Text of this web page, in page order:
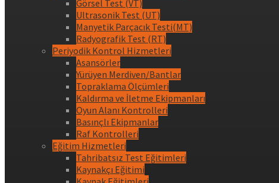
Görsel Test (VT)
Ultrasonik Test (UT)
Manyetik Parçacık Testi(MT)
Radyografik Test (RT)
Periyodik Kontrol Hizmetleri
Asansörler
Yürüyen Merdiven/Bantlar
Topraklama Ölçümleri
Kaldırma ve İletme Ekipmanları
Oyun Alanı Kontrolleri
Basınçlı Ekipmanlar
Raf Kontrolleri
Eğitim Hizmetleri
Tahribatsız Test Eğitimleri
Kaynakçı Eğitimi